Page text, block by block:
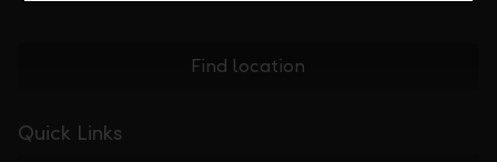
Find location
Quick Links